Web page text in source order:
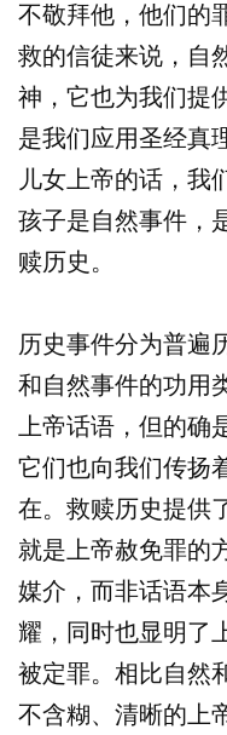
不敬拜他，他们的
救的信徒来说，自
神，它也为我们提
是我们应用圣经真
儿女上帝的话，我
孩子是自然事件，
赎历史。
历史事件分为普遍
和自然事件的功用
上帝话语，但的确
它们也向我们传扬
在。救赎历史提供
就是上帝赦免罪的
媒介，而非话语本
耀，同时也显明了
被定罪。相比自然
不含糊、清晰的上